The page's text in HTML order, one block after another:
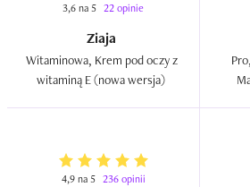
3,6 na 5 22 opinie
Ziaja
Witaminowa, Krem pod oczy z
4,9 na 5 236 opinii